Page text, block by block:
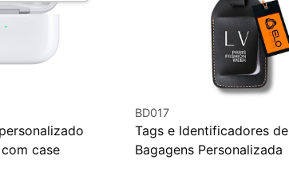
case
BD017
Tags e Identificadores de
Bagagens Personalizada